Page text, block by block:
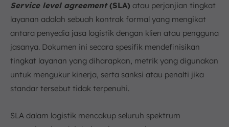
Service level agreement(SLA) atau perjanjian tingkat
layanan adalah sebuah kontrak formal yang mengikat
antara penyedia jasa logistik dengan klien atau pengguna
jasanya. Dokumen ini secara spesifik mendefinisikan
tingkat layanan yang diharapkan, metrik yang digunakan
untuk mengukur kinerja, serta sanksi atau penalti jika
standar tersebut tidak terpenuhi.
SLA dalam logistik mencakup seluruh spektrum